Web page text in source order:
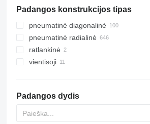
Nyderlandai
Airija
Norvegija
Jungtinė Karalystė
Švedija
Padangos konstrukcijos tipas
pneumatinė diagonalinė
pneumatinė radialinė
ratlankinė
vientisoji
Padangos dydis